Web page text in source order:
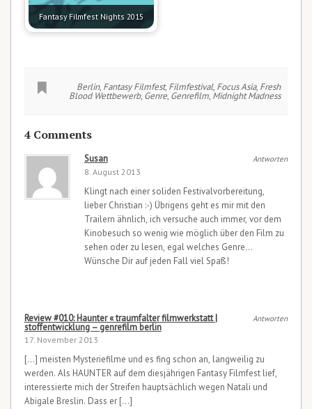
Fantasy Filmfest Nights 2015
Berlin, Fantasy Filmfest, Filmfestival, Focus Asia, Fresh
Blood Wettbewerb, Genre, Genrefilm, Midnight Madness
4 Comments
Antworten
Susan
8. August 2013
Klingt nach einer soliden Festivalvorbereitung,
lieber Christian :-) Übrigens geht es mir mit den
Trailern ähnlich, ich versuche auch immer, vor dem
Kinobesuch so wenig wie möglich über den Film zu
sehen oder zu lesen, egal welches Genre…
Wünsche Dir auf jeden Fall viel Spaß!
Antworten
Review #010: Haunter « traumfalter filmwerkstatt |
stoffentwicklung – genrefilm berlin
17. November 2013
[…] meisten Mysteriefilme und es fing schon an, langweilig zu
werden. Als HAUNTER auf dem diesjährigen Fantasy Filmfest lief,
interessierte mich der Streifen hauptsächlich wegen Natali und
Abigale Breslin. Dass er […]